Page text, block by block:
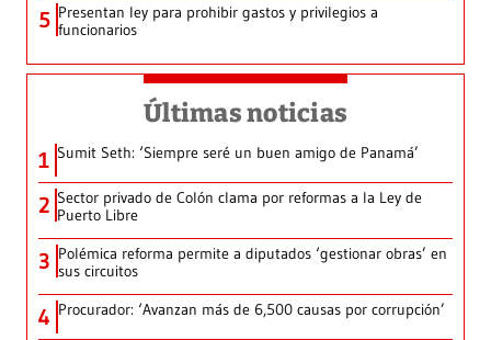
5 Presentan ley para prohibir gastos y privilegios a
funcionarios
Últimas noticias
1 Sumit Seth: ‘Siempre seré un buen amigo de Panamá’
2 Sector privado de Colón clama por reformas a la Ley de
Puerto Libre
3 Polémica reforma permite a diputados ‘gestionar obras’ en
sus circuitos
4 Procurador: ‘Avanzan más de 6,500 causas por corrupción’